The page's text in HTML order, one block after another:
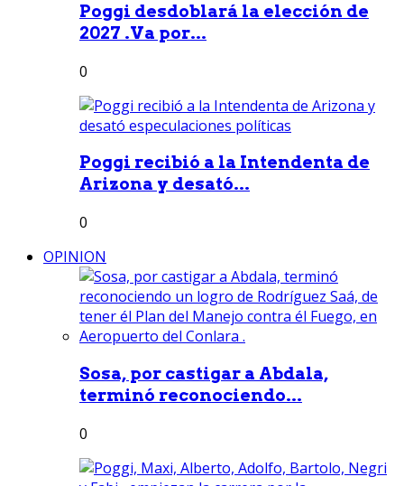
Poggi desdoblará la elección de
2027 .Va por...
0
Poggi recibió a la Intendenta de
Arizona y desató...
0
OPINION
Sosa, por castigar a Abdala,
terminó reconociendo...
0